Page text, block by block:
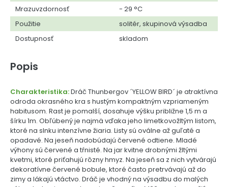
Mrazuvzdornosť
- 29 °C
Použitie
solitér, skupinová výsadba
Dostupnosť
skladom
Popis
Charakteristika:Dráč Thunbergov ´YELLOW BIRD´ je atraktívna
odroda okrasného kra s hustým kompaktným vzpriameným
habitusom. Rast je pomalší, dosahuje výšku približne 1,5 m a
šírku 1m. Obľúbený je najmä vďaka jeho limetkovožltým listom,
ktoré na slnku intenzívne žiaria. Listy sú oválne až guľaté a
opadavé. Na jeseň nadobúdajú červené odtiene. Mladé
výhony sú červené a tŕnisté. Na jar kvitne drobnými žltými
kvetmi, ktoré priťahujú rôzny hmyz. Na jeseň sa z nich vytvárajú
dekoratívne červené bobule, ktoré často pretrvávajú až do
zimy a lákajú vtáctvo. Dráč je vhodný na výsadbu do malých